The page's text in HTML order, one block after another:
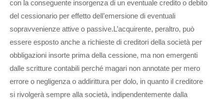
con la conseguente insorgenza di un eventuale credito o debito
del cessionario per effetto dell’emersione di eventuali
sopravvenienze attive o passive.L’acquirente, peraltro, può
essere esposto anche a richieste di creditori della società per
obbligazioni insorte prima della cessione, ma non emergenti
dalle scritture contabili perché magari non annotate per mero
errore o negligenza o addirittura per dolo, in quanto il creditore
si rivolgerà sempre alla società, indipendentemente dalla